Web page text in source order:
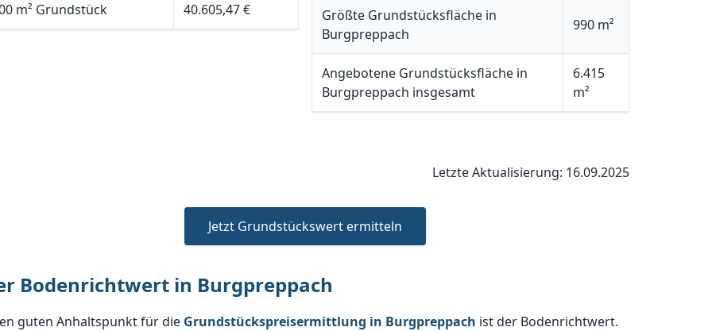
m² Grundstück 40.605,47 €
Größte Grundstücksfläche in
Burgpreppach
990 m²
Angebotene Grundstücksfläche in
Burgpreppach insgesamt
6.415
m²
Letzte Aktualisierung: 16.09.2025
Jetzt Grundstückswert ermitteln
Bodenrichtwert in Burgpreppach
guten Anhaltspunkt für die Grundstückspreisermittlung in Burgpreppach ist der Bodenrichtwert.